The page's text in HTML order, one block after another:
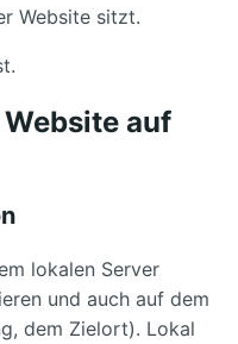
Website sitzt.
auf
lokalen Server
und auch auf dem
dem Zielort). Lokal